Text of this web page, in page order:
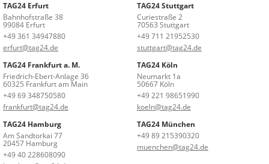
TAG24 Erfurt
Bahnhofstraße 38
99084 Erfurt
+49 361 34947880
erfurt@tag24.de
TAG24 Stuttgart
Curiestraße 2
70563 Stuttgart
+49 711 21952530
stuttgart@tag24.de
TAG24 Frankfurt a. M.
Friedrich-Ebert-Anlage 36
60325 Frankfurt am Main
+49 69 348750580
frankfurt@tag24.de
TAG24 Köln
Neumarkt 1a
50667 Köln
+49 221 98651990
koeln@tag24.de
TAG24 Hamburg
Am Sandtorkai 77
20457 Hamburg
+49 40 228608090
TAG24 München
+49 89 215390320
muenchen@tag24.de